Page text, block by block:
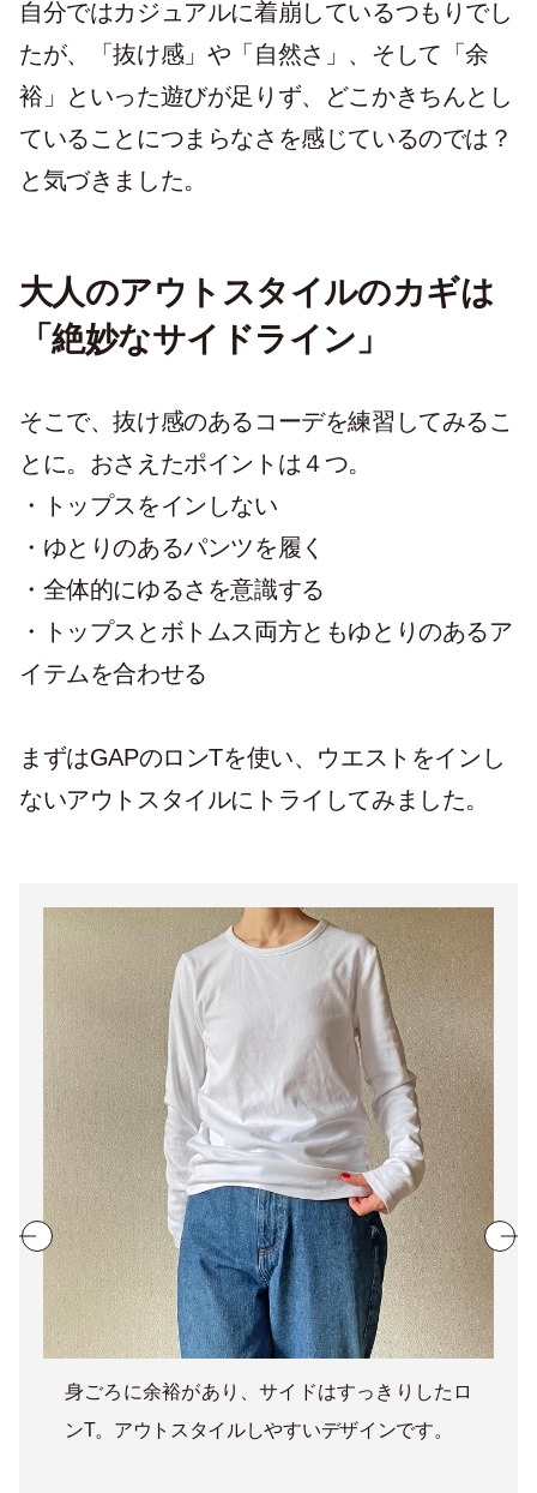
自分ではカジュアルに着崩しているつもりでし
たが、「抜け感」や「自然さ」、そして「余
裕」といった遊びが足りず、どこかきちんとし
ていることにつまらなさを感じているのでは？
と気づきました。
大人のアウトスタイルのカギは
「絶妙なサイドライン」
そこで、抜け感のあるコーデを練習してみるこ
とに。おさえたポイントは４つ。
・トップスをインしない
・ゆとりのあるパンツを履く
・全体的にゆるさを意識する
・トップスとボトムス両方ともゆとりのあるア
イテムを合わせる
まずはGAPのロンTを使い、ウエストをインし
ないアウトスタイルにトライしてみました。
身ごろに余裕があり、サイドはすっきりしたロ
ンT。アウトスタイルしやすいデザインです。